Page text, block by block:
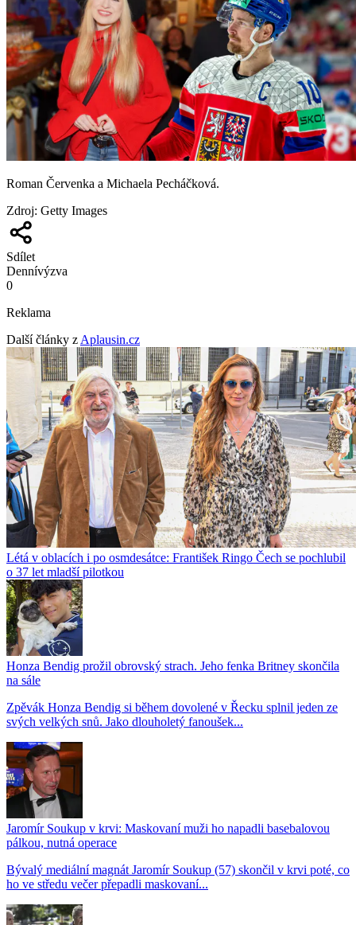
Roman Červenka a Michaela Pecháčková.
Zdroj: Getty Images
Sdílet
Dennívýzva
0
Reklama
Další články z Aplausin.cz
Létá v oblacích i po osmdesátce: František Ringo Čech se pochlubil
o 37 let mladší pilotkou
Honza Bendig prožil obrovský strach. Jeho fenka Britney skončila
na sále
Zpěvák Honza Bendig si během dovolené v Řecku splnil jeden ze
svých velkých snů. Jako dlouholetý fanoušek...
Jaromír Soukup v krvi: Maskovaní muži ho napadli basebalovou
pálkou, nutná operace
Bývalý mediální magnát Jaromír Soukup (57) skončil v krvi poté, co
ho ve středu večer přepadli maskovaní...